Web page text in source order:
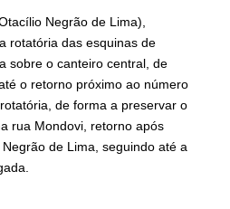
Negrão de Lima),
rotatória das esquinas de
sobre o canteiro central, de
o retorno próximo ao número
de forma a preservar o
rua Mondovi, retorno após
de Lima, seguindo até a